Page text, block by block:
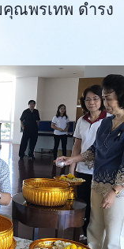
ณพรเทพ ดำรง